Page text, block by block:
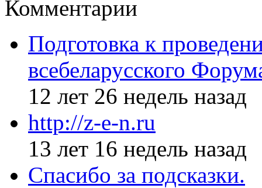
Комментарии
Подготовка к
всебеларусского
12 лет 26 недель назад
http://z-e-n.ru
13 лет 16 недель назад
Спасибо за подсказки.